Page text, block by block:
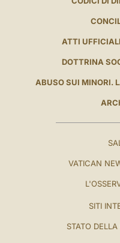
ATTI
DOTTRINA
ABUSO SUI MINORI.
VATICAN
SITI
STATO